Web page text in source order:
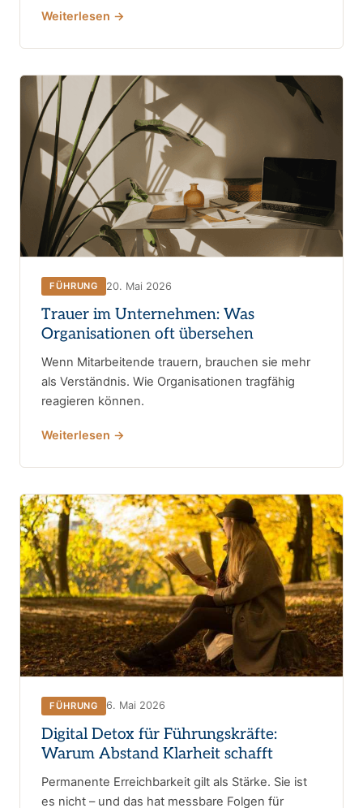
Weiterlesen →
FÜHRUNG 20. Mai 2026
Trauer im Unternehmen: Was
Organisationen oft übersehen
Wenn Mitarbeitende trauern, brauchen sie mehr
als Verständnis. Wie Organisationen tragfähig
reagieren können.
Weiterlesen →
FÜHRUNG 6. Mai 2026
Digital Detox für Führungskräfte:
Warum Abstand Klarheit schafft
Permanente Erreichbarkeit gilt als Stärke. Sie ist
es nicht – und das hat messbare Folgen für